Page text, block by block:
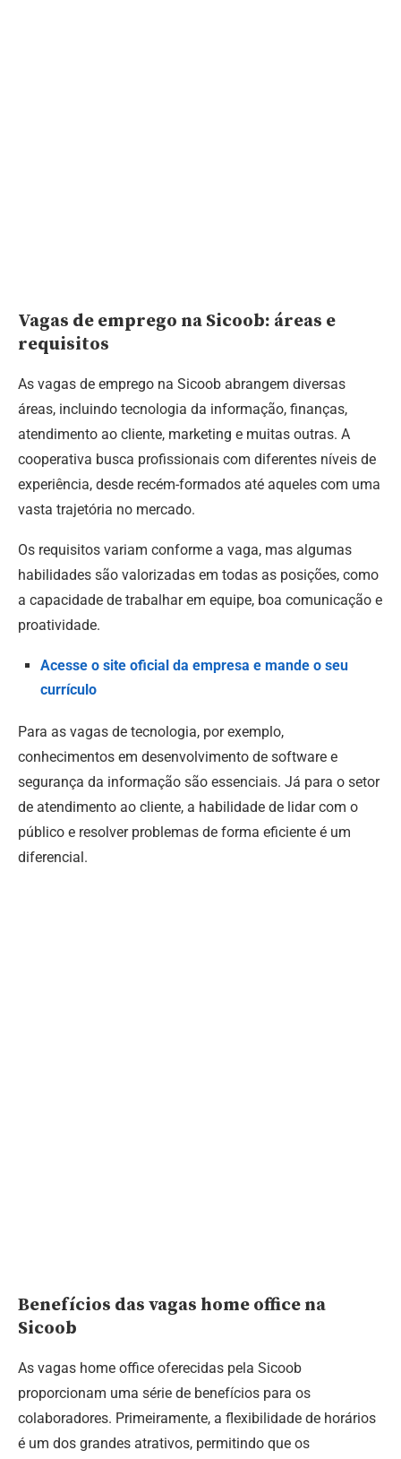
Vagas de emprego na Sicoob: áreas e
requisitos
As vagas de emprego na Sicoob abrangem diversas
áreas, incluindo tecnologia da informação, finanças,
atendimento ao cliente, marketing e muitas outras. A
cooperativa busca profissionais com diferentes níveis de
experiência, desde recém-formados até aqueles com uma
vasta trajetória no mercado.
Os requisitos variam conforme a vaga, mas algumas
habilidades são valorizadas em todas as posições, como
a capacidade de trabalhar em equipe, boa comunicação e
proatividade.
Acesse o site oficial da empresa e mande o seu
currículo
Para as vagas de tecnologia, por exemplo,
conhecimentos em desenvolvimento de software e
segurança da informação são essenciais. Já para o setor
de atendimento ao cliente, a habilidade de lidar com o
público e resolver problemas de forma eficiente é um
diferencial.
Benefícios das vagas home office na
Sicoob
As vagas home office oferecidas pela Sicoob
proporcionam uma série de benefícios para os
colaboradores. Primeiramente, a flexibilidade de horários
é um dos grandes atrativos, permitindo que os